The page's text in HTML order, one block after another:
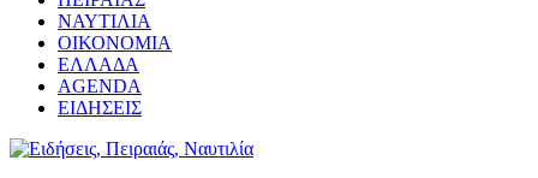
ΝΑΥΤΙΛΙΑ
ΟΙΚΟΝΟΜΙΑ
ΕΛΛΑΔΑ
AGENDA
ΕΙΔΗΣΕΙΣ